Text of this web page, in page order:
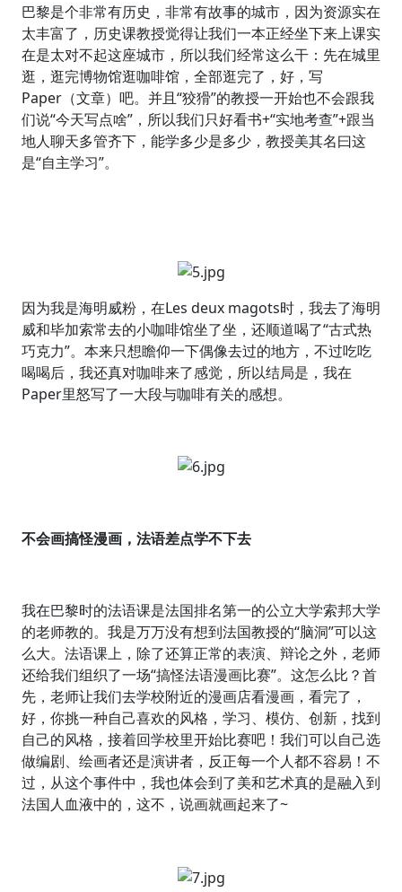
巴黎是个非常有历史，非常有故事的城市，因为资源实在
太丰富了，历史课教授觉得让我们一本正经坐下来上课实
在是太对不起这座城市，所以我们经常这么干：先在城里
逛，逛完博物馆逛咖啡馆，全部逛完了，好，写
Paper（文章）吧。并且“狡猾”的教授一开始也不会跟我
们说“今天写点啥”，所以我们只好看书+“实地考查”+跟当
地人聊天多管齐下，能学多少是多少，教授美其名曰这
是“自主学习”。
因为我是海明威粉，在Les deux magots时，我去了海明
威和毕加索常去的小咖啡馆坐了坐，还顺道喝了“古式热
巧克力”。本来只想瞻仰一下偶像去过的地方，不过吃吃
喝喝后，我还真对咖啡来了感觉，所以结局是，我在
Paper里怒写了一大段与咖啡有关的感想。
不会画搞怪漫画，法语差点学不下去
我在巴黎时的法语课是法国排名第一的公立大学索邦大学
的老师教的。我是万万没有想到法国教授的“脑洞”可以这
么大。法语课上，除了还算正常的表演、辩论之外，老师
还给我们组织了一场“搞怪法语漫画比赛”。这怎么比？首
先，老师让我们去学校附近的漫画店看漫画，看完了，
好，你挑一种自己喜欢的风格，学习、模仿、创新，找到
自己的风格，接着回学校里开始比赛吧！我们可以自己选
做编剧、绘画者还是演讲者，反正每一个人都不容易！不
过，从这个事件中，我也体会到了美和艺术真的是融入到
法国人血液中的，这不，说画就画起来了~